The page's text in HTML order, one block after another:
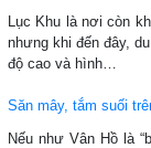
Lục Khu là nơi còn
nhưng khi đến đây,
độ cao và hình…
Săn mây, tắm suối
Nếu như Vân Hồ là